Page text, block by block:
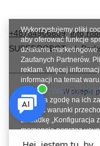
+48784966809
SUPERROBOT,ul.
W sklepie
Wykorzystujemy pliki
aby oferować funkcje
działania
Zaufanych Partnerów.
reklam. Więcej
informacji na temat
stronie Prywatność i
oznacza zgodę na ich
określić warunki
zakładkę „Konfiguracja
momencie poprzez
urządzenia końcowego.